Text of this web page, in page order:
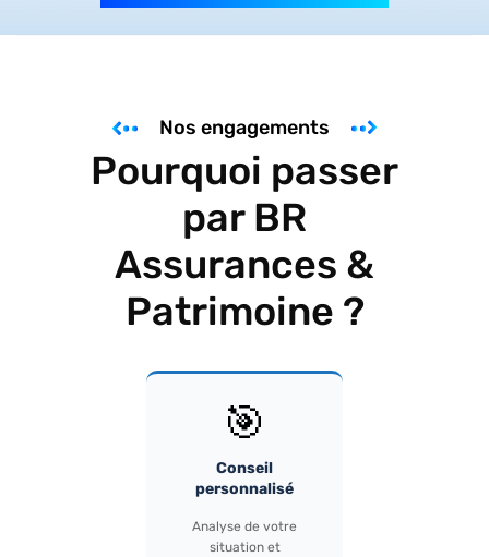
Nos engagements
Pourquoi passer
par BR
Assurances &
Patrimoine ?
🎯
Conseil
personnalisé
Analyse de votre
situation et